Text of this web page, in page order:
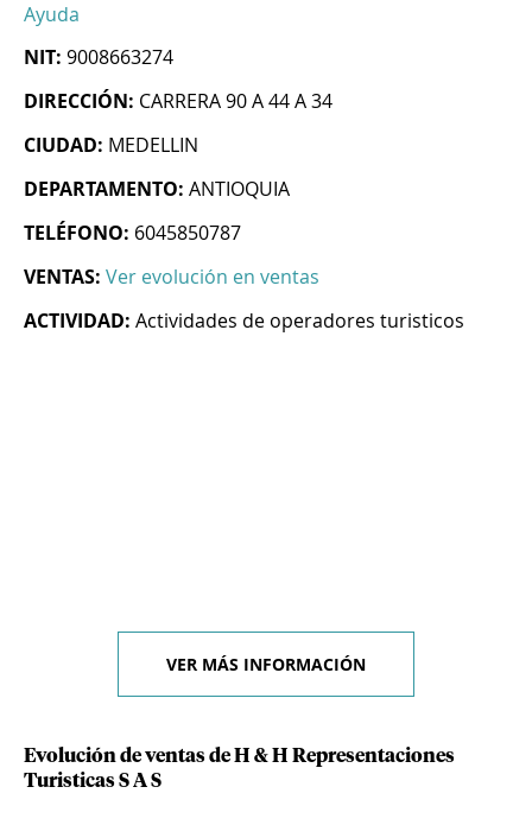
Ayuda
NIT: 9008663274
DIRECCIÓN: CARRERA 90 A 44 A 34
CIUDAD: MEDELLIN
DEPARTAMENTO: ANTIOQUIA
TELÉFONO: 6045850787
VENTAS: Ver evolución en ventas
ACTIVIDAD: Actividades de operadores turisticos
VER MÁS INFORMACIÓN
Evolución de ventas de H & H Representaciones
Turisticas S A S